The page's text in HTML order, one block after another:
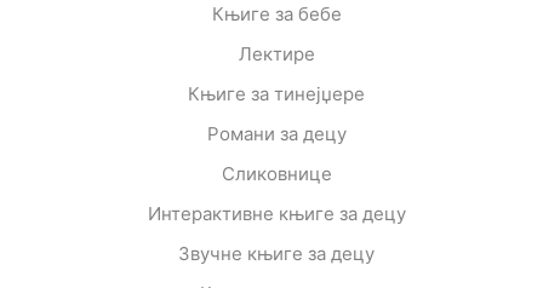
Књиге за бебе
Лектире
Књиге за тинејџере
Романи за децу
Сликовнице
Интерактивне књиге за децу
Звучне књиге за децу